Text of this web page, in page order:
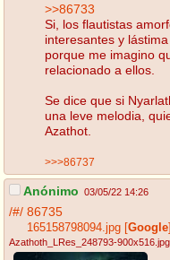
>>86733
Si, los flautistas
interesantes y
porque me imagino
relacionado a ellos.
Se dice que si
una leve melodia,
Azathot.
>>>86737
Anónimo 03/05/22 14:26
/#/ 86735
165158798094.jpg Google
Azathoth_LRes_248793-900x516.jpg